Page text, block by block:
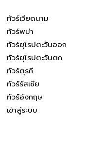
ทัวร์เวียดนาม
ทัวร์พม่า
ทัวร์ยุโรปตะวันออก
ทัวร์ยุโรปตะวันตก
ทัวร์ตุรกี
ทัวร์รัสเซีย
ทัวร์อังกฤษ
เข้าสู่ระบบ